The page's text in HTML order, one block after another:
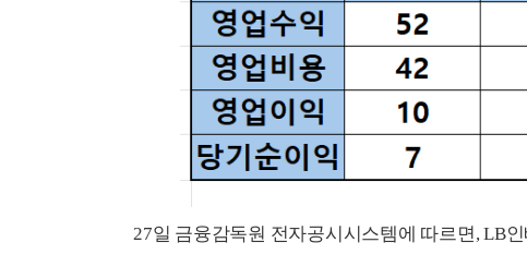
27일 금융감독원 전자공시시스템에 따르면, LB